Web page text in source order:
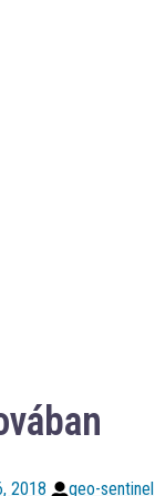
2018
geo-sentinel